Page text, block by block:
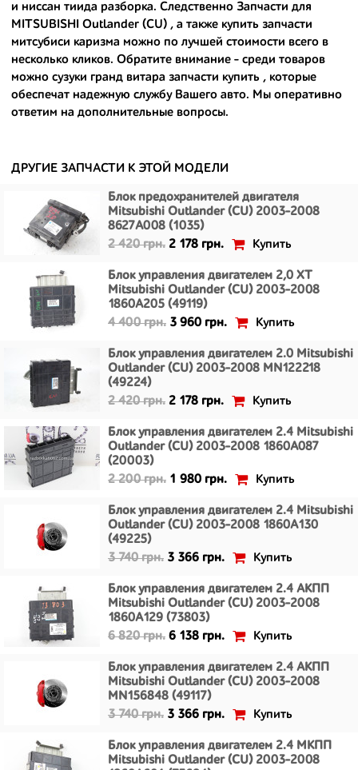
Ведь наши запчасти:
- доступные по цене;
европейским и японским дорогам;
- имеют большой запас прочности и невыробатанный ресурс, и
и ниссан тиида разборка. Следственно Запчасти для
MITSUBISHI Outlander (CU) , а также купить запчасти
митсубиси каризма можно по лучшей стоимости всего в
несколько кликов. Обратите внимание - среди товаров
можно сузуки гранд витара запчасти купить , которые
обеспечат надежную службу Вашего авто. Мы оперативно
ответим на дополнительные вопросы.
ДРУГИЕ ЗАПЧАСТИ К ЭТОЙ МОДЕЛИ
Блок предохранителей двигателя
Mitsubishi Outlander (CU) 2003-2008
8627A008 (1035)
2 420 грн. 2 178 грн. Купить
Блок управления двигателем 2,0 XT
Mitsubishi Outlander (CU) 2003-2008
1860A205 (49119)
4 400 грн. 3 960 грн. Купить
Блок управления двигателем 2.0 Mitsubishi
Outlander (CU) 2003-2008 MN122218
(49224)
2 420 грн. 2 178 грн. Купить
Блок управления двигателем 2.4 Mitsubishi
Outlander (CU) 2003-2008 1860A087
(20003)
2 200 грн. 1 980 грн. Купить
Блок управления двигателем 2.4 Mitsubishi
Outlander (CU) 2003-2008 1860A130
(49225)
3 740 грн. 3 366 грн. Купить
Блок управления двигателем 2.4 АКПП
Mitsubishi Outlander (CU) 2003-2008
1860A129 (73803)
6 820 грн. 6 138 грн. Купить
Блок управления двигателем 2.4 АКПП
Mitsubishi Outlander (CU) 2003-2008
MN156848 (49117)
3 740 грн. 3 366 грн. Купить
Блок управления двигателем 2.4 МКПП
Mitsubishi Outlander (CU) 2003-2008